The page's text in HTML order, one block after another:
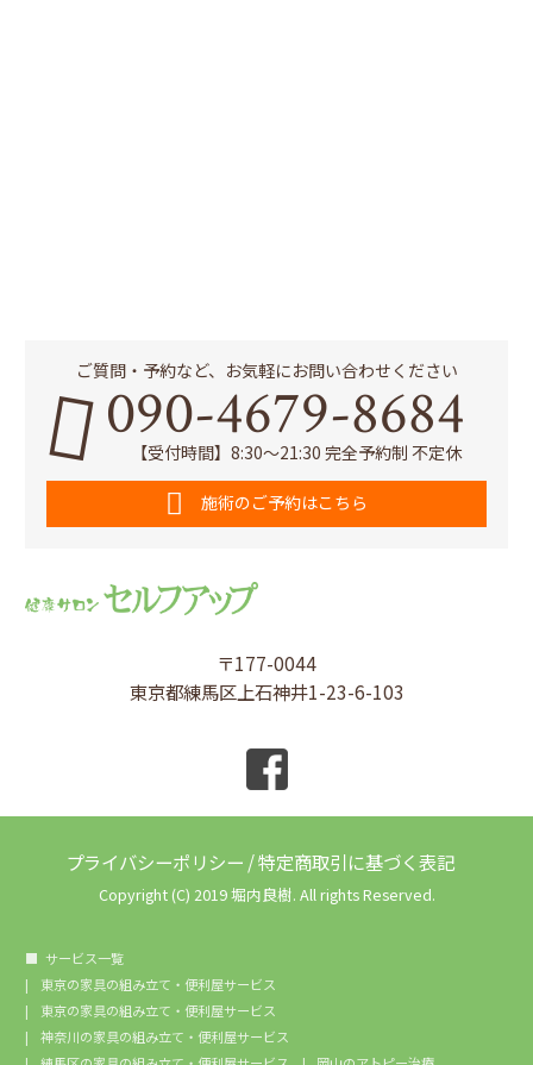
〒177-0044
東京都練馬区上石神井1-23-6-103
ご質問・予約など、お気軽にお問い合わせください
090-4679-8684
【受付時間】8:30～21:30 完全予約制 不定休
施術のご予約はこちら
プライバシーポリシー /特定商取引に基づく表記
Copyright (C) 2019 堀内良樹. All rights Reserved.
サービス一覧
東京の家具の組み立て・便利屋サービス
東京の家具の組み立て・便利屋サービス
神奈川の家具の組み立て・便利屋サービス